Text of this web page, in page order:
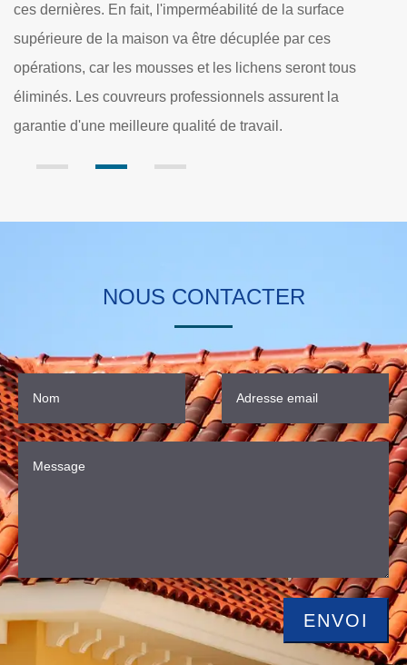
surface supérieure de la maison. En effet, cette
dangerosité est due à l'existence de la pente ce qui tend à
rendre glissante la toiture. Pour poursuivre, le danger est
accentué par la hauteur où se trouve la structure.
NOUS CONTACTER